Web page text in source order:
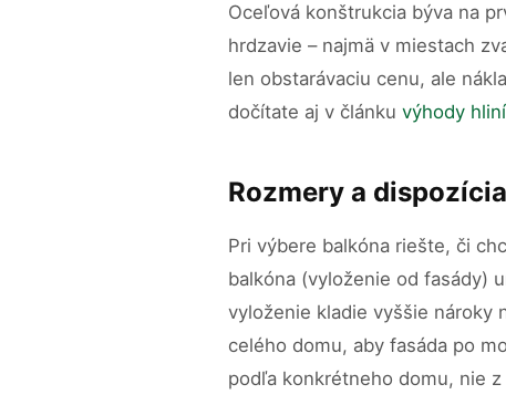
Oceľová konštrukcia býva na
hrdzavie – najmä v miestach
len obstarávaciu cenu, ale
dočítate aj v článku výhody
Rozmery a
Pri výbere balkóna riešte, či
balkóna (vyloženie od fasády)
vyloženie kladie vyššie nároky
celého domu, aby fasáda po
podľa konkrétneho domu, nie